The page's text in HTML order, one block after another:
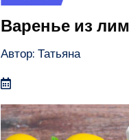
Варенье из
Автор: Татьяна